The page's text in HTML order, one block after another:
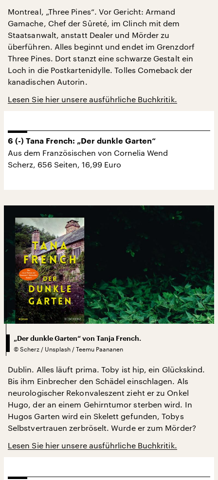
Montreal, „Three Pines“. Vor Gericht: Armand
Gamache, Chef der Sûreté, im Clinch mit dem
Staatsanwalt, anstatt Dealer und Mörder zu
überführen. Alles beginnt und endet im Grenzdorf
Three Pines. Dort stanzt eine schwarze Gestalt ein
Loch in die Postkartenidylle. Tolles Comeback der
kanadischen Autorin.
Lesen Sie hier unsere ausführliche Buchkritik.
6 (-) Tana French: „Der dunkle Garten“
Aus dem Französischen von Cornelia Wend
Scherz, 656 Seiten, 16,99 Euro
„Der dunkle Garten“ von Tanja French.
© Scherz / Unsplash / Teemu Paananen
Dublin. Alles läuft prima. Toby ist hip, ein Glückskind.
Bis ihm Einbrecher den Schädel einschlagen. Als
neurologischer Rekonvaleszent zieht er zu Onkel
Hugo, der an einem Gehirntumor sterben wird. In
Hugos Garten wird ein Skelett gefunden, Tobys
Selbstvertrauen zerbröselt. Wurde er zum Mörder?
Lesen Sie hier unsere ausführliche Buchkritik.